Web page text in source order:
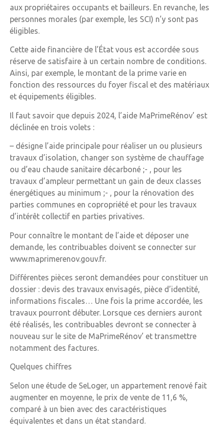
aux propriétaires occupants et bailleurs. En revanche, les
personnes morales (par exemple, les SCI) n’y sont pas
éligibles.
Cette aide financière de l’État vous est accordée sous
réserve de satisfaire à un certain nombre de conditions.
Ainsi, par exemple, le montant de la prime varie en
fonction des ressources du foyer fiscal et des matériaux
et équipements éligibles.
Il faut savoir que depuis 2024, l’aide MaPrimeRénov’ est
déclinée en trois volets :
– désigne l’aide principale pour réaliser un ou plusieurs
travaux d’isolation, changer son système de chauffage
ou d’eau chaude sanitaire décarboné ;- , pour les
travaux d’ampleur permettant un gain de deux classes
énergétiques au minimum ;- , pour la rénovation des
parties communes en copropriété et pour les travaux
d’intérêt collectif en parties privatives.
Pour connaître le montant de l’aide et déposer une
demande, les contribuables doivent se connecter sur
www.maprimerenov.gouv.fr.
Différentes pièces seront demandées pour constituer un
dossier : devis des travaux envisagés, pièce d’identité,
informations fiscales… Une fois la prime accordée, les
travaux pourront débuter. Lorsque ces derniers auront
été réalisés, les contribuables devront se connecter à
nouveau sur le site de MaPrimeRénov’ et transmettre
notamment des factures.
Quelques chiffres
Selon une étude de SeLoger, un appartement renové fait
augmenter en moyenne, le prix de vente de 11,6 %,
comparé à un bien avec des caractéristiques
équivalentes et dans un état standard.